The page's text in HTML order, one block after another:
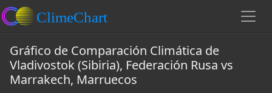
Gráfico de Comparación Climática de
Vladivostok (Sibiria), Federación Rusa vs
Marrakech, Marruecos